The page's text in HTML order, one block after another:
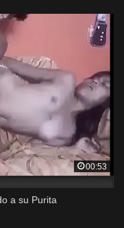
00:53
a su Purita